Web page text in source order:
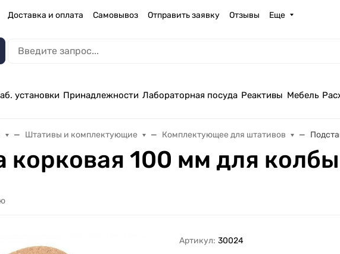
Доставка и оплата Самовывоз Отправить заявку Отзывы Еще
установки Принадлежности Лабораторная посуда Реактивы Мебель
Штативы и комплектующие Комплектующее для штативов
корковая 100 мм для
Артикул: 30024